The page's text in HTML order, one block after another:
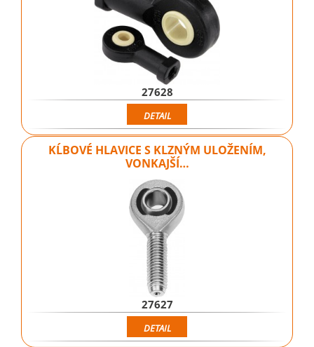
27628
DETAIL
KĹBOVÉ HLAVICE S KLZNÝM ULOŽENÍM,
VONKAJŠÍ…
27627
DETAIL